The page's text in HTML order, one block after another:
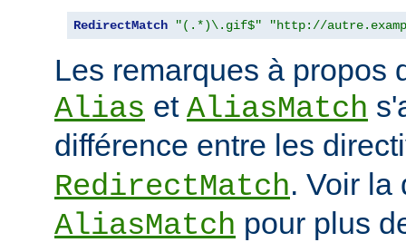
RedirectMatch "(.*)\.gif$" "http://
Les remarques à propos
Alias et AliasMatch
différence entre les
RedirectMatch. Voir la
AliasMatch pour plus